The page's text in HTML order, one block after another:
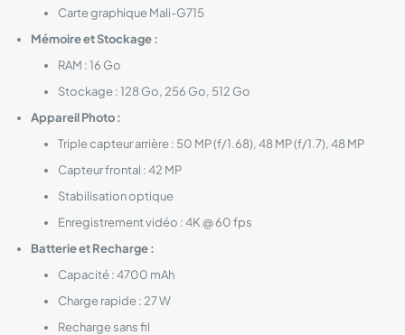
Carte graphique Mali-G715
Mémoire et Stockage :
RAM : 16 Go
Stockage : 128 Go, 256 Go, 512 Go
Appareil Photo :
Triple capteur arrière : 50 MP (f/1.68), 48 MP (f/1.7), 48 MP
Capteur frontal : 42 MP
Stabilisation optique
Enregistrement vidéo : 4K @ 60 fps
Batterie et Recharge :
Capacité : 4700 mAh
Charge rapide : 27 W
Recharge sans fil